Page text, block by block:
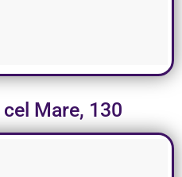
Mare, 130